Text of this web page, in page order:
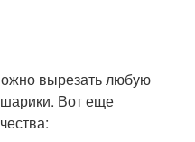
вырезать любую
Вот еще